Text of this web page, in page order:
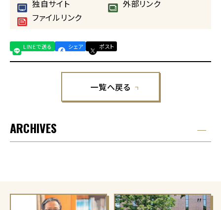
独自サイト
外部リンク
ファイルリンク
LINEで送る シェア ポスト
一覧へ戻る
ARCHIVES